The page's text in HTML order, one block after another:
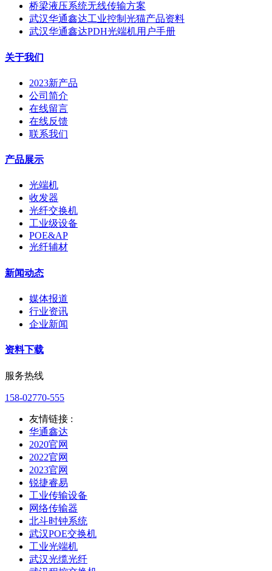
桥梁液压系统无线传输方案
武汉华通鑫达工业控制光猫产品资料
武汉华通鑫达PDH光端机用户手册
关于我们
2023新产品
公司简介
在线留言
在线反馈
联系我们
产品展示
光端机
收发器
光纤交换机
工业级设备
POE&AP
光纤辅材
新闻动态
媒体报道
行业资讯
企业新闻
资料下载
服务热线
158-02770-555
友情链接 :
华通鑫达
2020官网
2022官网
2023官网
锐捷睿易
工业传输设备
网络传输器
北斗时钟系统
武汉POE交换机
工业光端机
武汉光缆光纤